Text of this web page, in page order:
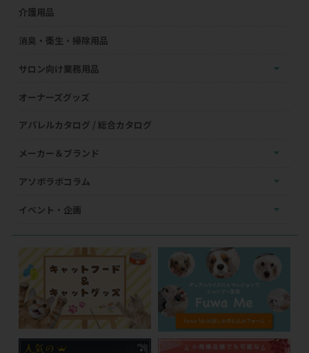
介護用品
消臭・衛生・掃除用品
サロン向け業務用品
オーナーズグッズ
アパレルカタログ / 総合カタログ
メーカー＆ブランド
アソボラボコラム
イベント・企画